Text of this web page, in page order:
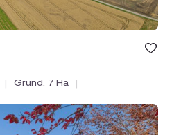
| Grund: 7 Ha
|